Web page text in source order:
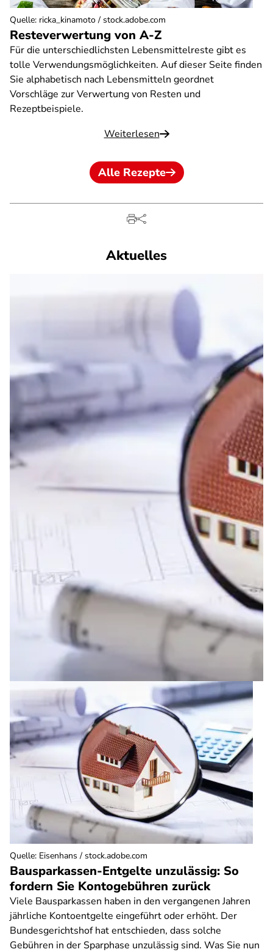
Resteverwertung von A-Z
Für die unterschiedlichsten Lebensmittelreste gibt es
tolle Verwendungsmöglichkeiten. Auf dieser Seite finden
Sie alphabetisch nach Lebensmitteln geordnet
Vorschläge zur Verwertung von Resten und
Rezeptbeispiele.
Weiterlesen
Quelle: ricka_kinamoto / stock.adobe.com
Alle Rezepte
Aktuelles
Bausparkassen-Entgelte unzulässig: So
fordern Sie Kontogebühren zurück
Viele Bausparkassen haben in den vergangenen Jahren
jährliche Kontoentgelte eingeführt oder erhöht. Der
Bundesgerichtshof hat entschieden, dass solche
Gebühren in der Sparphase unzulässig sind. Was Sie nun
Quelle: Eisenhans / stock.adobe.com